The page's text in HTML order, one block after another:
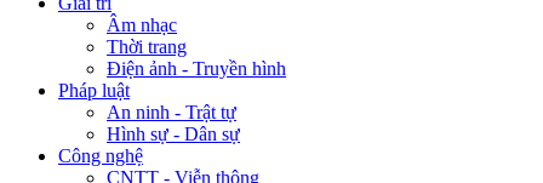
Âm nhạc
Thời trang
Điện ảnh - Truyền hình
Pháp luật
An ninh - Trật tự
Hình sự - Dân sự
Công nghệ
CNTT - Viễn thông